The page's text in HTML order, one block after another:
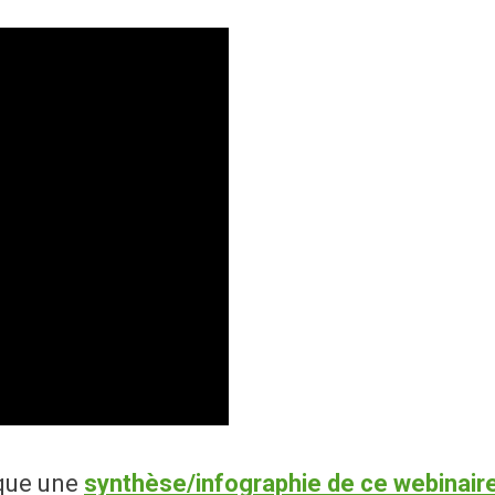
une synthèse/infographie de ce